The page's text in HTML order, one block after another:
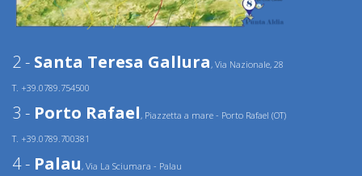
2 - Santa Teresa Gallura, Via Nazionale, 28
T. +39.0789.754500
3 - Porto Rafael, Piazzetta a mare - Porto Rafael (OT)
T. +39.0789.700381
4 - Palau, Via La Sciumara - Palau